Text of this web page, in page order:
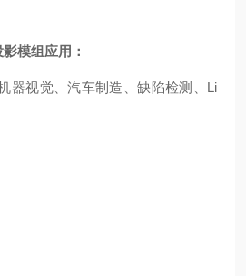
模组 应用：
器视觉、汽车制造、缺陷检测、Li